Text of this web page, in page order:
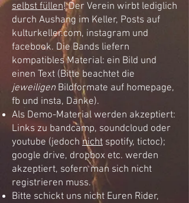
selbst füllen! Der Verein wirbt lediglich
durch Aushang im Keller, Posts auf
kulturkeller.com, instagram und
facebook. Die Bands liefern
kompatibles Material: ein Bild und
einen Text (Bitte beachtet die
jeweiligenBildformate auf homepage,
fb und insta, Danke).
Als Demo-Material werden akzeptiert:
Links zu bandcamp, soundcloud oder
youtube (jedoch nicht spotify, tictoc);
google drive, dropbox etc. werden
akzeptiert, sofern man sich nicht
registrieren muss.
Bitte schickt uns nicht Euren Rider,